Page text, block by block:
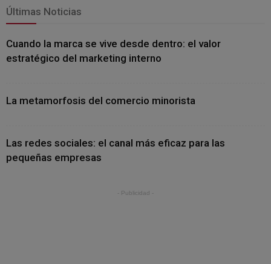
Últimas Noticias
Cuando la marca se vive desde dentro: el valor
estratégico del marketing interno
La metamorfosis del comercio minorista
Las redes sociales: el canal más eficaz para las
pequeñas empresas
- Publicidad -